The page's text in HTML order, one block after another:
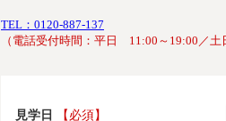
TEL：0120-887-137
（電話受付時間：平日 11:00～19:00／
見学日 【必須】